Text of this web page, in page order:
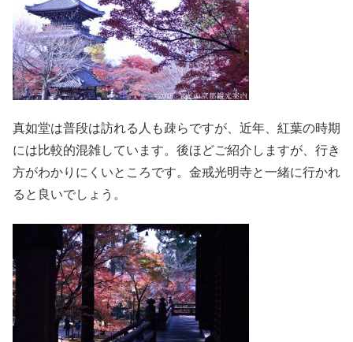
真如堂は普段は訪れる人も疎らですが、近年、紅葉の時期
には比較的混雑しています。後ほどご紹介しますが、行き
方がわかりにくいところです。金戒光明寺と一緒に行かれ
ると良いでしょう。